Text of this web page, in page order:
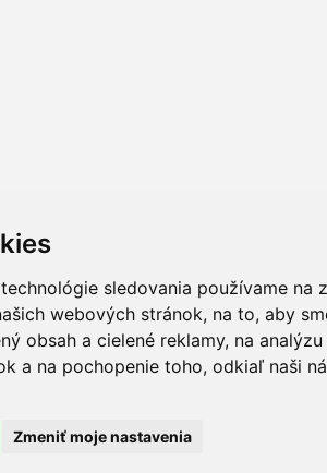
sledovania používame na
webových stránok, na to, aby
obsah a cielené reklamy, na
a na pochopenie toho, odkiaľ naši
Zmeniť moje nastavenia